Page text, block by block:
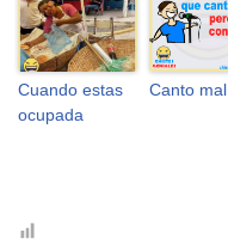
Cuando estas
ocupada
Canto mal